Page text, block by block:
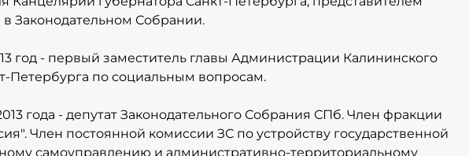
в Законодательном Собрании.
год - первый заместитель главы Администрации Калининского
Петербурга по социальным вопросам.
года - депутат Законодательного Собрания СПб. Член фракции
Член постоянной комиссии ЗС по устройству государственной
самоуправлению и административно-территориальному